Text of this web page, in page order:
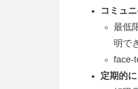
コミュ
最低
明で
face-
定期的